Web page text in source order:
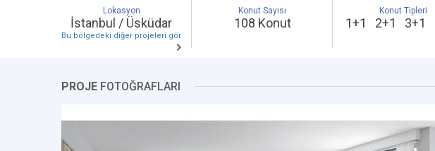
Lokasyon
İstanbul / Üsküdar
Bu bölgedeki diğer projeleri gör
Konut Sayısı
108 Konut
Konut Tipleri
1+1 2+1 3+1
PROJE FOTOĞRAFLARI